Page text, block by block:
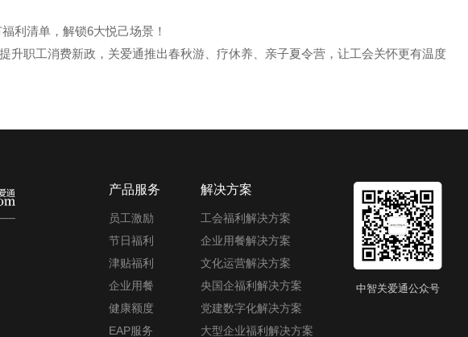
利清单，解锁6大悦己场景！
升职工消费新政，关爱通推出春秋游、疗休养、亲子夏令营，让工会关怀更有温度
产品服务
员工激励
节日福利
津贴福利
企业用餐
健康额度
EAP服务
解决方案
工会福利解决方案
企业用餐解决方案
文化运营解决方案
央国企福利解决方案
党建数字化解决方案
大型企业福利解决方案
中智关爱通公众号